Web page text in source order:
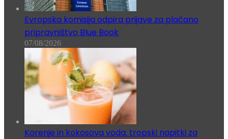
Evropska komisija odpira prijave za plačano
pripravništvo Blue Book
07/08/2026
Korenje in kokosova voda: tropski napitki za